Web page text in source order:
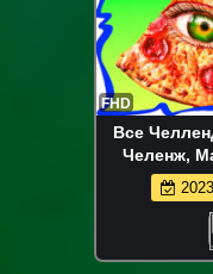
FHD
Все
Челенж,
Челлендж, Блинный Челлендж и др. -
Обычная
Челлендж
Food